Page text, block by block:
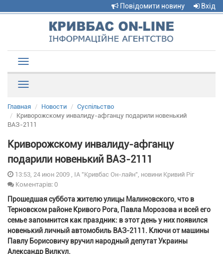
Повідомити новину Вхід
navigation
Главная Новости
Суспільство
Криворожскому инвалиду-афганцу подарили новенький
ВАЗ-2111
Криворожскому инвалиду-афганцу
подарили новенький ВАЗ-2111
13:53, 24 июн 2009 , ІА "Кривбас Он-лайн", новини Кривий Ріг
Коментарів: 0
Прошедшая суббота жителю улицы Малиновского, что в
Терновском районе Кривого Рога, Павла Морозова и всей его
семье запомнится как праздник: в этот день у них появился
новенький личный автомобиль ВАЗ-2111. Ключи от машины
Павлу Борисовичу вручил народный депутат Украины
Александр Вилкул.